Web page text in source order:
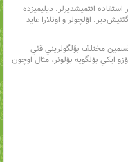
ائتميشديرلر. ديليميزده
اؤلچولر و اونلارا عايد
مختلف بؤلگولريني قئي
بؤلوم اؤزو ايکي بؤلگويه بؤلونر، مثال اوچون